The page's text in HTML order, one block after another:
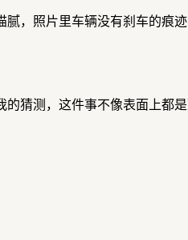
腻，照片里车辆没有刹车的痕
的猜测，这件事不像表面上都是